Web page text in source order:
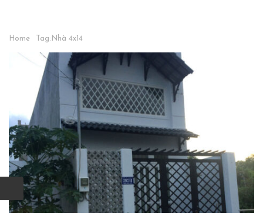
Home Tag: Nhà 4x14